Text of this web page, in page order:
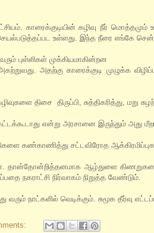
காரைக்குடியின் கழிவு நீர்
உள்ளது. இந்த நீரை எங்கே
புள்ளிகள் முக்கியமாகின்றன
அதற்கு காரைக்குடி முழுக்க
திசை திருப்பி, சுத்திகரித்து, மறு
என்று அரசானை இருந்தும் அது
கண்காணித்து சட்டவிரோத
தான்தோன்றித்தனமாக ஆழ்துளை
நகராட்சி நிர்வாகம் நிறுத்த வேண்டும்.
வரும் நாட்களில் வெடிக்கும். சுமூக தீர்வு